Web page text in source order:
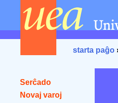
starta paĝo
Serĉado
Novaj varoj